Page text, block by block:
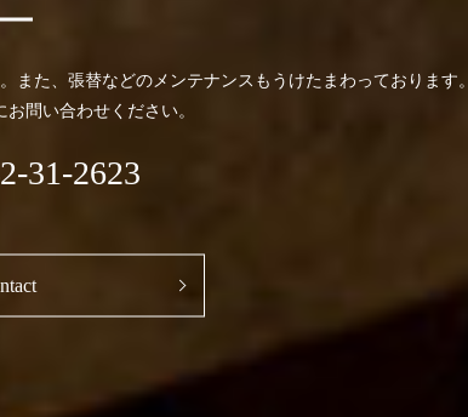
た、張替などのメンテナンスもうけたまわっております。
問い合わせください。
31-2623